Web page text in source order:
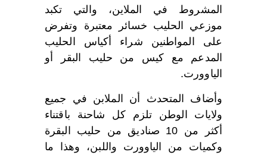
المشروط في الملاين، والتي تكبد
موزعي الحليب خسائر معتبرة وتفرض
على المواطنين شراء أكياس الحليب
المدعم مع كيس من حليب البقر أو
الياوورت.
وأضاف المتحدث أن الملابن في جميع
ولايات الوطن تلزم كل شاحنة باقتناء
أكثر من 10 صناديق من حليب البقرة
وكميات من الياوورت واللبن، وهذا ما